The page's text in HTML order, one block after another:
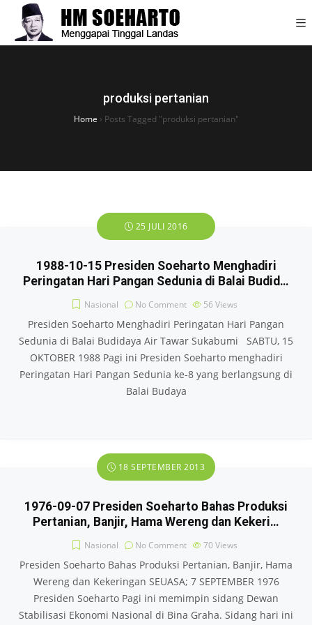
produksi pertanian
Home › Posts Tagged "produksi pertanian"
25 JULI 2016
1988-10-15 Presiden Soeharto Menghadiri
Peringatan Hari Pangan Sedunia di Balai Budid…
Nasional No Comment 56 Views
Presiden Soeharto Menghadiri Peringatan Hari Pangan
Sedunia di Balai Budidaya Air Tawar Sukabumi SABTU, 15
OKTOBER 1988 Pagi ini Presiden Soeharto menghadiri
Peringatan Hari Pangan Sedunia ke-8 yang berlangsung di
Balai Budaya
18 SEPTEMBER 2013
1976-09-07 Presiden Soeharto Bahas Produksi
Pertanian, Banjir, Hama Wereng dan Kekeri…
Nasional No Comment 70 Views
Presiden Soeharto Bahas Produksi Pertanian, Banjir, Hama
Wereng dan Kekeringan SEUASA; 7 SEPTEMBER 1976
Presiden Soeharto Pagi ini memimpin sidang Dewan
Stabilisasi Ekonomi Nasional di Bina Graha. Sidang hari ini